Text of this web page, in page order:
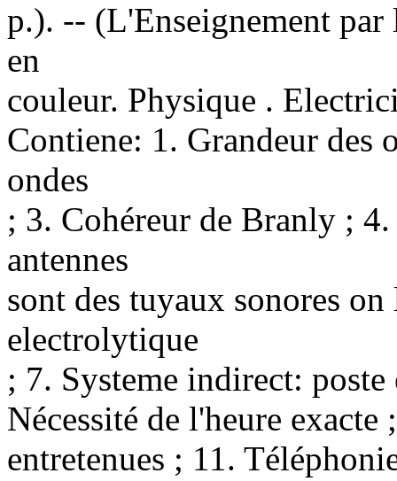
p.). -- (L'Enseignement par
en
couleur. Physique .
Contiene: 1. Grandeur des
ondes
; 3. Cohéreur de Branly ;
antennes
sont des tuyaux sonores
electrolytique
; 7. Systeme indirect:
Nécessité de l'heure
entretenues ; 11.